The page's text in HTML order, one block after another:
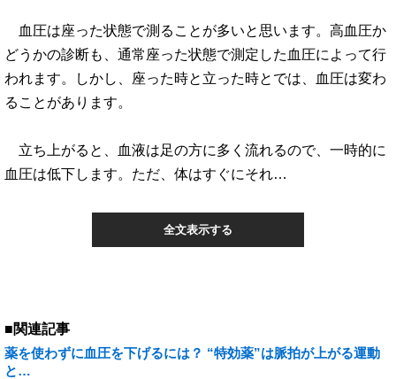
血圧は座った状態で測ることが多いと思います。高血圧か
どうかの診断も、通常座った状態で測定した血圧によって行
われます。しかし、座った時と立った時とでは、血圧は変わ
ることがあります。
立ち上がると、血液は足の方に多く流れるので、一時的に
血圧は低下します。ただ、体はすぐにそれ…
全文表示する
■関連記事
薬を使わずに血圧を下げるには？ “特効薬”は脈拍が上がる運動
と…